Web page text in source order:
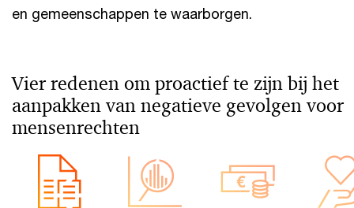
en gemeenschappen te waarborgen.
Vier redenen om proactief te zijn bij het
aanpakken van negatieve gevolgen voor
mensenrechten